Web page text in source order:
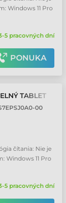
Windows 11 Pro
5 pracovných dní
PONUKA
TABLET
00
čítania: Nie je
Windows 11 Pro
5 pracovných dní